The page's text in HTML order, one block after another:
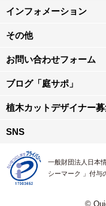
インフォメーション
その他
お問い合わせフォーム
ブログ「庭サポ」
植木カットデザイナー
SNS
一般財団法人日本
シーマーク 」付与
©